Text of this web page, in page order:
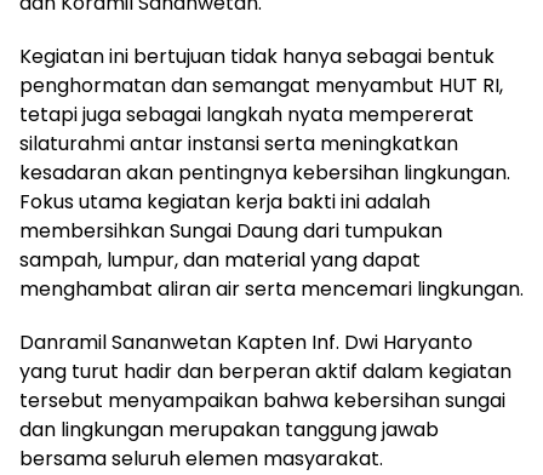
Kegiatan ini bertujuan tidak hanya sebagai bentuk
penghormatan dan semangat menyambut HUT RI,
tetapi juga sebagai langkah nyata mempererat
silaturahmi antar instansi serta meningkatkan
kesadaran akan pentingnya kebersihan lingkungan.
Fokus utama kegiatan kerja bakti ini adalah
membersihkan Sungai Daung dari tumpukan
sampah, lumpur, dan material yang dapat
menghambat aliran air serta mencemari lingkungan.
Danramil Sananwetan Kapten Inf. Dwi Haryanto
yang turut hadir dan berperan aktif dalam kegiatan
tersebut menyampaikan bahwa kebersihan sungai
dan lingkungan merupakan tanggung jawab
bersama seluruh elemen masyarakat.